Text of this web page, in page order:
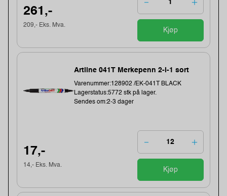
261,-
209,- Eks. Mva.
Kjøp
Artline 041T Merkepenn 2-i-1 sort
Varenummer:128902 /EK-041T BLACK
Lagerstatus:5772 stk på lager.
Sendes om:2-3 dager
17,-
14,- Eks. Mva.
Kjøp